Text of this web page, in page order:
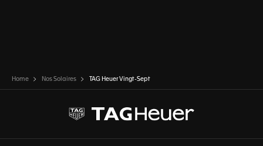
Home Nos Solaires TAG Heuer Vingt-Sept